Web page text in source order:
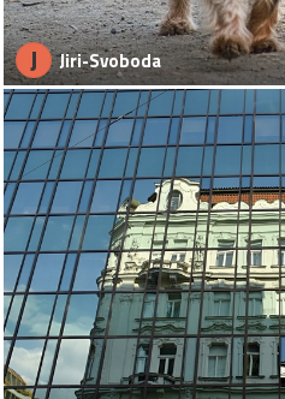
J Jiri-Svoboda